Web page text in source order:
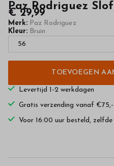
Paz Rodriguez
€ 29,99
Merk: Paz Rodriguez
Kleur: Bruin
TOEVOEGEN
Levertijd 1-2 werkdagen
Gratis verzending vanaf €75,-
Voor 16:00 uur besteld,